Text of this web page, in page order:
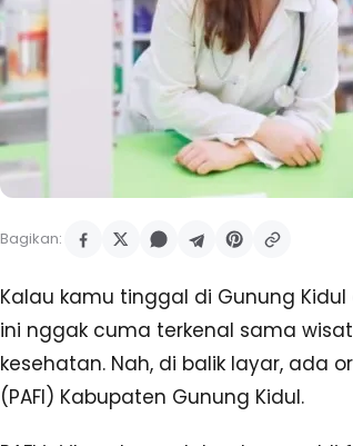
Bagikan:
Kalau kamu tinggal di Gunung
ini nggak cuma terkenal sama
kesehatan. Nah, di balik layar, ada
(PAFI) Kabupaten Gunung Kidul.